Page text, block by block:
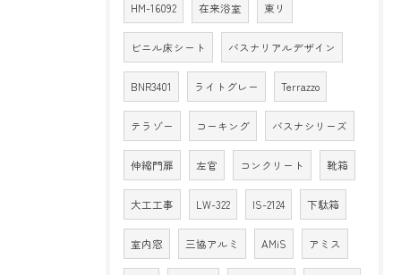
HM-16092 在来浴室 東リ
ビニル床シート バスナリアルデザイン
BNR3401 ライトグレー Terrazzo
テラゾー コーキング バスナシリーズ
伸縮門扉 左官 コンクリート 靴箱
大工工事 LW-322 IS-2124 下駄箱
室内窓 三協アルミ AMiS アミス